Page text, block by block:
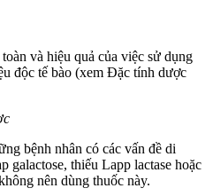
và hiệu quả của việc sử dụng
độc tế bào (xem Đặc tính dược
bệnh nhân có các vấn đề di
galactose, thiếu Lapp lactase hoặc
nên dùng thuốc này.